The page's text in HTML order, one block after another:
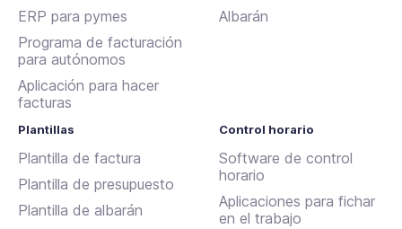
ERP para pymes
Programa de facturación
para autónomos
Aplicación para hacer
facturas
Albarán
Plantillas
Plantilla de factura
Plantilla de presupuesto
Plantilla de albarán
Control horario
Software de control
horario
Aplicaciones para fichar
en el trabajo